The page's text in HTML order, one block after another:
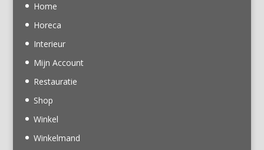
Home
Horeca
Interieur
Mijn Account
Restauratie
Shop
Winkel
Winkelmand